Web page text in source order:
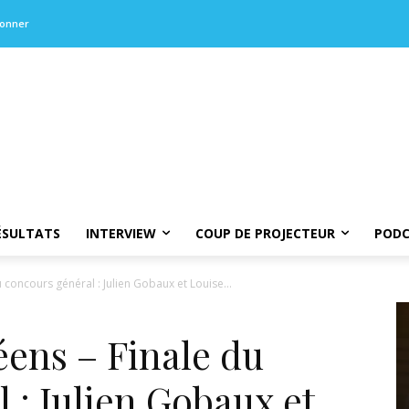
INTERVIEW COUP DE PROJECTEUR
général : Julien Gobaux et Louise...
– Finale du